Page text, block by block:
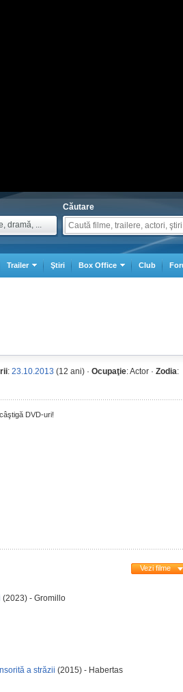
dramă, ...
Căutare
Trailer Ştiri Box Office Club
: 23.10.2013 (12 ani) · Ocupaţie: Actor · Zodia:
DVD-uri!
Vezi filme
(2023) - Gromillo
a străzii (2015) - Habertas